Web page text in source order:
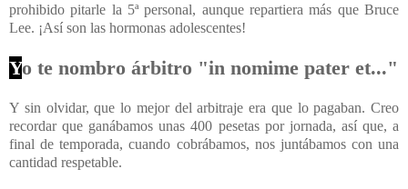
prohibido pitarle la 5ª personal, aunque repartiera más que Bruce
Lee. ¡Así son las hormonas adolescentes!
Yo te nombro árbitro "in nomime pater et..."
Y sin olvidar, que lo mejor del arbitraje era que lo pagaban. Creo
recordar que ganábamos unas 400 pesetas por jornada, así que, a
final de temporada, cuando cobrábamos, nos juntábamos con una
cantidad respetable.